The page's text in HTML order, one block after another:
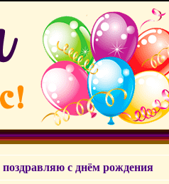
с днём рождения